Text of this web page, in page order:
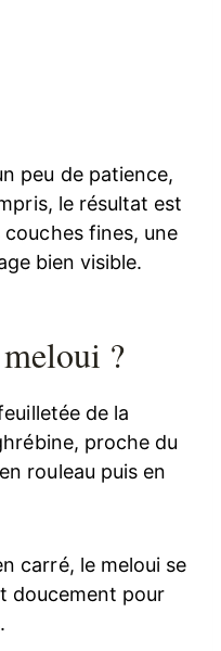
peu de patience,
le résultat est
fines, une
bien visible.
?
de la
proche du
rouleau puis en
carré, le meloui se
doucement pour